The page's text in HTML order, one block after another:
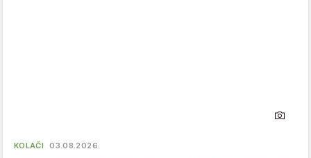
KOLAČI 03.08.2026.